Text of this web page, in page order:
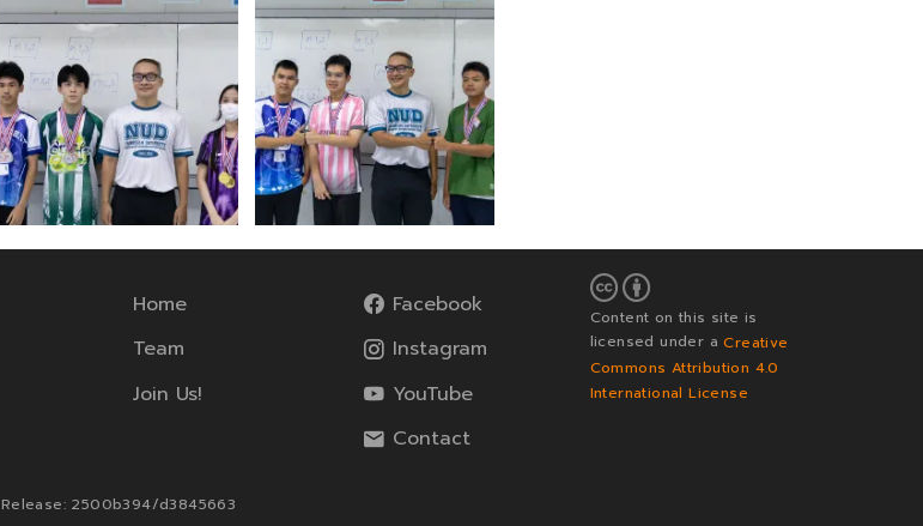
Home
Team
Join Us!
Facebook
Instagram
YouTube
Contact
Content on this site is
licensed under aCreative
Commons Attribution 4.0
International License
Release: 2500b394/d3845663